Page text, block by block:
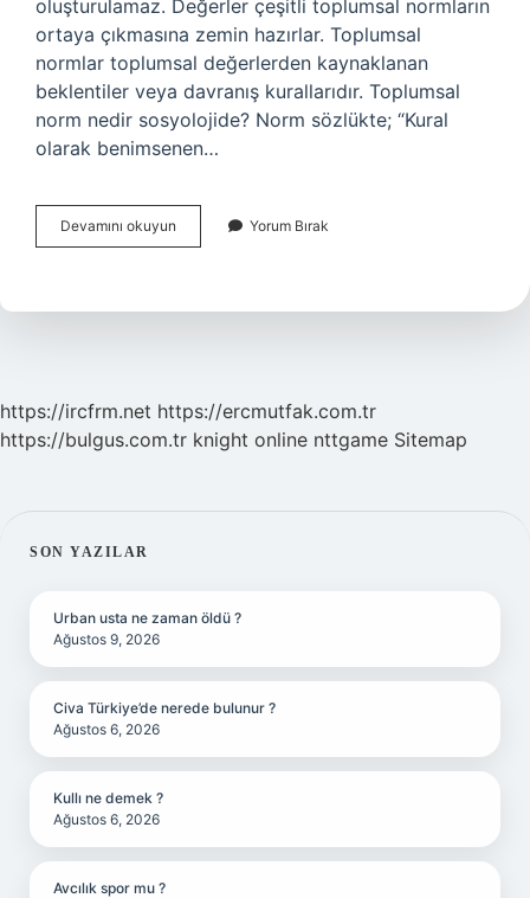
oluşturulamaz. Değerler çeşitli toplumsal normların
ortaya çıkmasına zemin hazırlar. Toplumsal
normlar toplumsal değerlerden kaynaklanan
beklentiler veya davranış kurallarıdır. Toplumsal
norm nedir sosyolojide? Norm sözlükte; “Kural
olarak benimsenen…
Devamını okuyun Toplumsal
Değerler
Nedir
Yorum Bırak
https://ircfrm.net https://ercmutfak.com.tr
https://bulgus.com.tr knight online nttgame Sitemap
SIDEBAR
SON YAZILAR
Urban usta ne zaman öldü ?
Ağustos 9, 2026
Civa Türkiye’de nerede bulunur ?
Ağustos 6, 2026
Kullı ne demek ?
Ağustos 6, 2026
Avcılık spor mu ?